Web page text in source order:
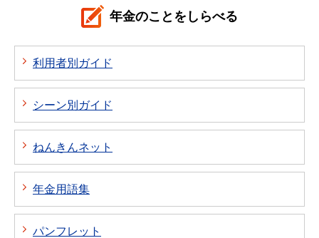
年金のことをしらべる
利用者別ガイド
シーン別ガイド
ねんきんネット
年金用語集
パンフレット